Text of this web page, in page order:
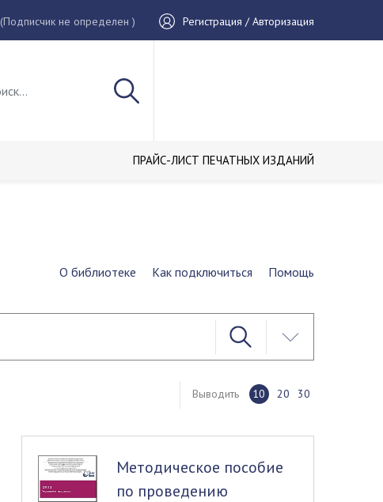
(Подписчик не определен ) Регистрация / Авторизация
ПРАЙС-ЛИСТ ПЕЧАТНЫХ ИЗДАНИЙ
О библиотеке Как подключиться Помощь
Выводить 10 20 30
Методическое пособие
по проведению